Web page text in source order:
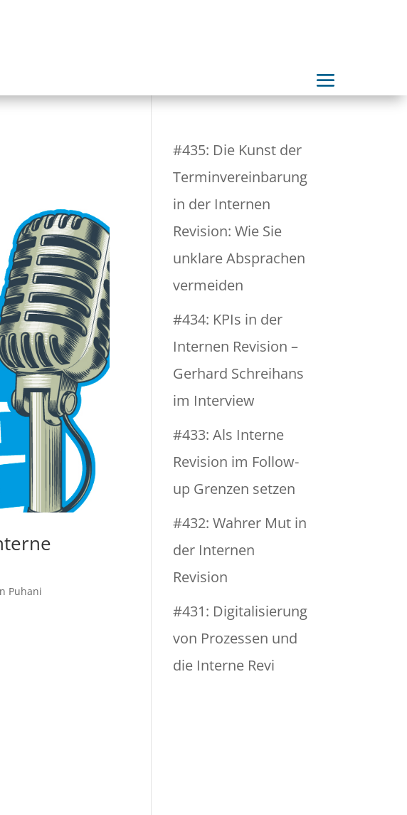
Puhani
#435: Die Kunst der
Terminvereinbarung
in der Internen
Revision: Wie Sie
unklare Absprachen
vermeiden
#434: KPIs in der
Internen Revision –
Gerhard Schreihans
im Interview
#433: Als Interne
Revision im Follow-
up Grenzen setzen
#432: Wahrer Mut in
der Internen
Revision
#431: Digitalisierung
von Prozessen und
die Interne Revi